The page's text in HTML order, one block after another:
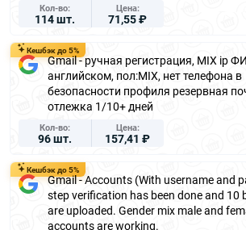
Кол-во
114 шт.
Цена
71,55 ₽
Кешбэк до 5%
Gmail - ручная регистрация, MIX ip
английском, пол:MIX, нет телефона в
безопасности профиля резервная
отлежка 1/10+ дней
Кол-во
96 шт.
Цена
157,41 ₽
Кешбэк до 5%
Gmail - Accounts (With username and
step verification has been done and 10
are uploaded. Gender mix male and
accounts are working.